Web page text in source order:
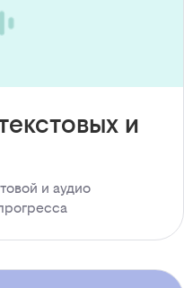
и
и аудио